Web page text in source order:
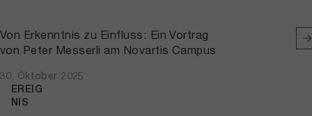
Von Erkenntnis zu Einfluss: Ein Vortrag
von Peter Messerli am Novartis Campus
30. Oktober 2025
EREIG
NIS